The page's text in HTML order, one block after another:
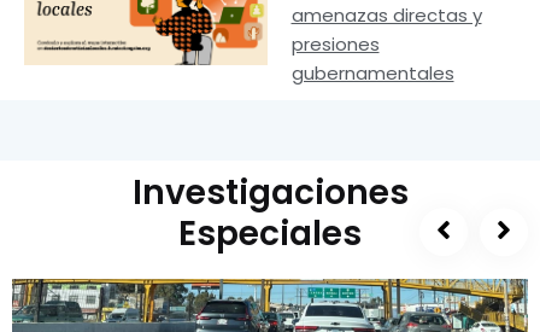
amenazas directas y
presiones
gubernamentales
Investigaciones
Especiales